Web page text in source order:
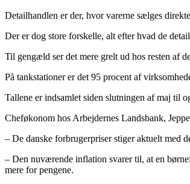
Detailhandlen er der, hvor varerne sælges
Der er dog store forskelle, alt efter hvad de
Til gengæld ser det mere grelt ud hos resten af
På tankstationer er det 95 procent af
Tallene er indsamlet siden slutningen af maj til
Cheføkonom hos Arbejdernes Landsbank,
– De danske forbrugerpriser stiger aktuelt med
– Den nuværende inflation svarer til, at en
mere for pengene.